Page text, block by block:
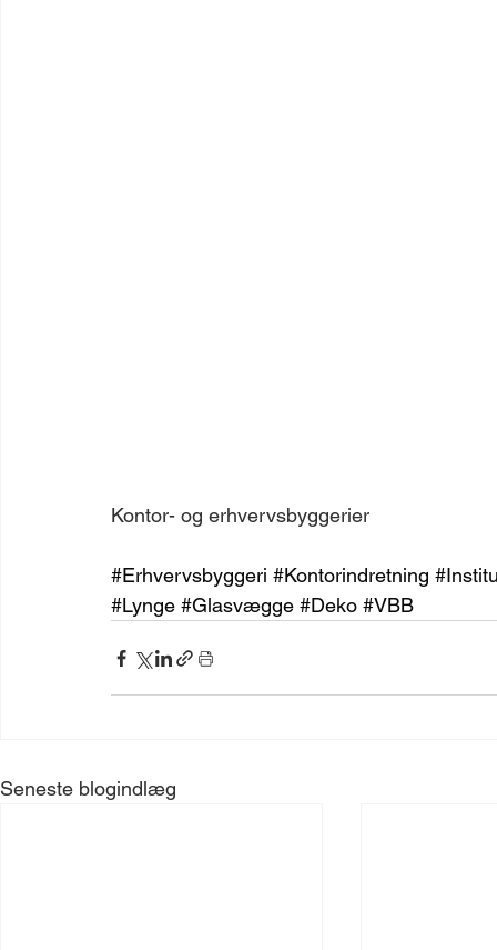
Kontor- og erhvervsbyggerier
#Erhvervsbyggeri #Kontorindretning
#Lynge #Glasvægge #Deko #VBB
Seneste blogindlæg